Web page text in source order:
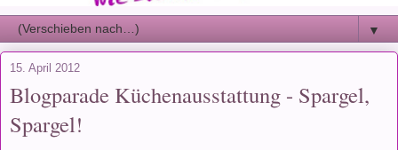
▼
15. April 2012
Blogparade Küchenausstattung - Spargel,
Spargel!